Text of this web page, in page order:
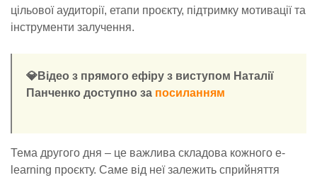
цільової аудиторії, етапи проєкту, підтримку мотивації та
інструменти залучення.
💎Відео з прямого ефіру з виступом Наталії
Панченко доступно за посиланням
Тема другого дня – це важлива складова кожного e-
learning проєкту. Саме від неї залежить сприйняття